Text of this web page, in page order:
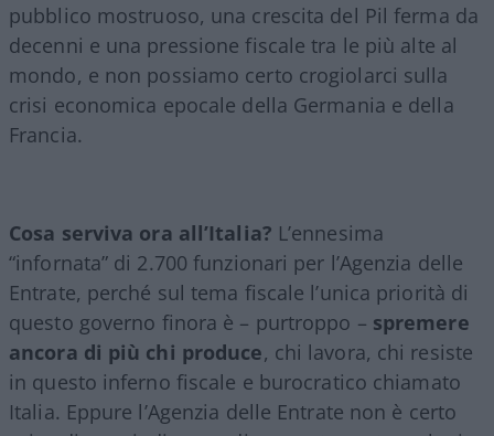
pubblico mostruoso, una crescita del Pil ferma da
decenni e una pressione fiscale tra le più alte al
mondo, e non possiamo certo crogiolarci sulla
crisi economica epocale della Germania e della
Francia.
Cosa serviva ora all’Italia? L’ennesima
“infornata” di 2.700 funzionari per l’Agenzia delle
Entrate, perché sul tema fiscale l’unica priorità di
questo governo finora è – purtroppo – spremere
ancora di più chi produce, chi lavora, chi resiste
in questo inferno fiscale e burocratico chiamato
Italia. Eppure l’Agenzia delle Entrate non è certo